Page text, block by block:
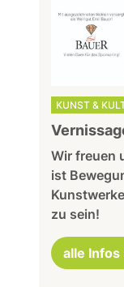
KUNST &
Wir freuen
ist
zu sein!
alle Infos